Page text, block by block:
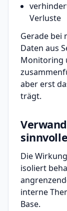
Verluste
Gerade bei
Daten aus
Monitoring
aber erst
trägt.
Die
isoliert
interne
Base.